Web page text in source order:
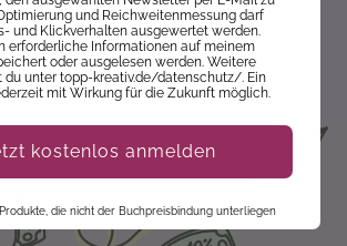
:)
die nicht der Buchpreisbindung unterliegen.
und Reichweitenmessung darf
und Klickverhalten ausgewertet werden.
erforderliche Informationen auf meinem
oder ausgelesen werden. Weitere
du unter topp-kreativ.de/datenschutz/. Ein
mit Wirkung für die Zukunft möglich.
kostenlos anmelden
die nicht der Buchpreisbindung unterliegen